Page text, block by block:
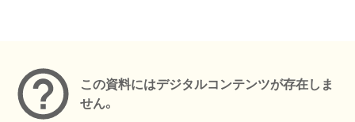
この資料にはデジタルコンテンツが存在しま
せん。